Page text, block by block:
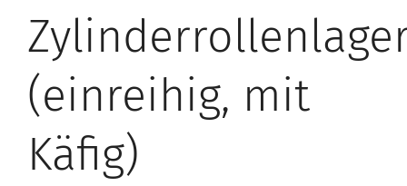
(einreihig, mit
Käfig)